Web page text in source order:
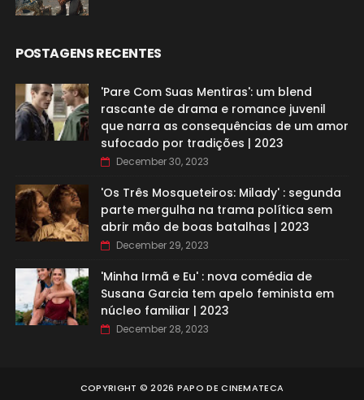
POSTAGENS RECENTES
'Pare Com Suas Mentiras': um blend
rascante de drama e romance juvenil
que narra as consequências de um amor
sufocado por tradições | 2023
December 30, 2023
'Os Três Mosqueteiros: Milady' : segunda
parte mergulha na trama política sem
abrir mão de boas batalhas | 2023
December 29, 2023
'Minha Irmã e Eu' : nova comédia de
Susana Garcia tem apelo feminista em
núcleo familiar | 2023
December 28, 2023
COPYRIGHT ©2026 PAPO DE CINEMATECA